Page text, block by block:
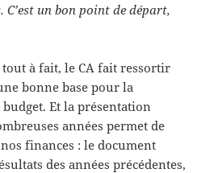
C’est un bon point de départ,
tout à fait, le CA fait ressortir
bonne base pour la
Et la présentation
années permet de
finances : le document
des années précédentes,